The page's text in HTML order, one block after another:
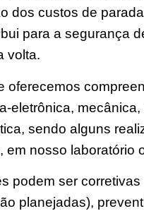
dos custos de
para a segurança
volta.
oferecemos
eletrônica, mecânica,
sendo alguns
em nosso laboratório
podem ser corretivas
planejadas),